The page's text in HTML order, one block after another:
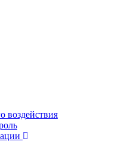
воздействия